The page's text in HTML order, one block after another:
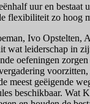
uur en bestaat
flexibiliteit zo hoog
Ivo
wat leiderschap in
oefeningen
meest geëigende
beschikbaar. Wat